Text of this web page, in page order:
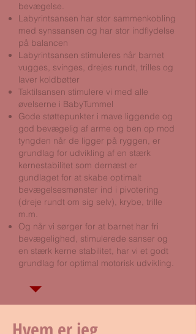
bevægelse.
Labyrintsansen har stor sammenkobling
med synssansen og har stor indflydelse
på balancen
Labyrintsansen stimuleres når barnet
vugges, svinges, drejes rundt, trilles og
laver koldbøtter
Taktilsansen stimulere vi med alle
øvelserne i BabyTummel
Gode støttepunkter i mave liggende og
god bevægelig af arme og ben op mod
tyngden når de ligger på ryggen, er
grundlag for udvikling af en stærk
kernestabilitet som dernæst er
gundlaget for at skabe optimalt
bevægelsesmønster ind i pivotering
(dreje rundt om sig selv), krybe, trille
m.m.
​Og når vi sørger for at barnet har fri
bevægelighed, stimulerede sanser og
en stærk kerne stabilitet, har vi et godt
grundlag for optimal motorisk udvikling.